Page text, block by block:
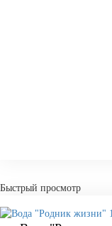
Быстрый просмотр